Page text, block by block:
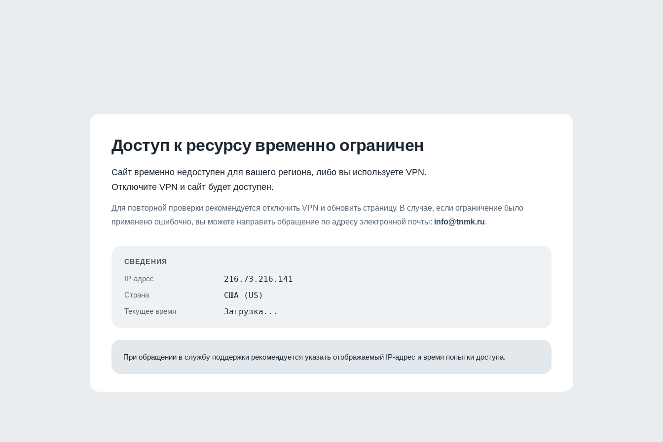
Доступ к ресурсу временно ограничен
Сайт временно недоступен для вашего региона, либо вы используете VPN.
Отключите VPN и сайт будет доступен.
Для повторной проверки рекомендуется отключить VPN и обновить страницу. В случае, если ограничение было
применено ошибочно, вы можете направить обращение по адресу электронной почты: info@tnmk.ru.
СВЕДЕНИЯ
IP-адрес 216.73.216.141
Страна США (US)
Текущее время Загрузка...
При обращении в службу поддержки рекомендуется указать отображаемый IP-адрес и время попытки доступа.